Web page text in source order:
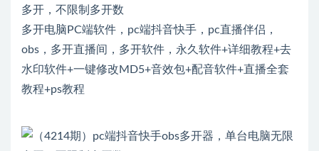
多开电脑PC端软件，pc端抖音快手，pc直播伴侣，
obs，多开直播间，多开软件，永久软件+详细教程+去
水印软件+一键修改MD5+音效包+配音软件+直播全套
教程+ps教程